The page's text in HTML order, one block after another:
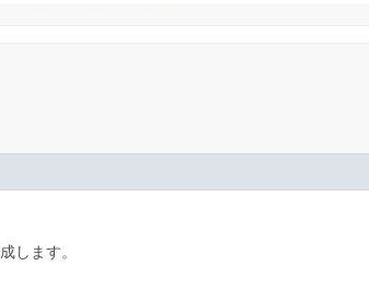
します。